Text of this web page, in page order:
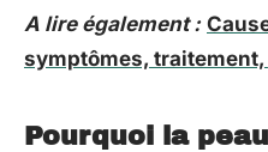
A lire également :
symptômes,
Pourquoi la